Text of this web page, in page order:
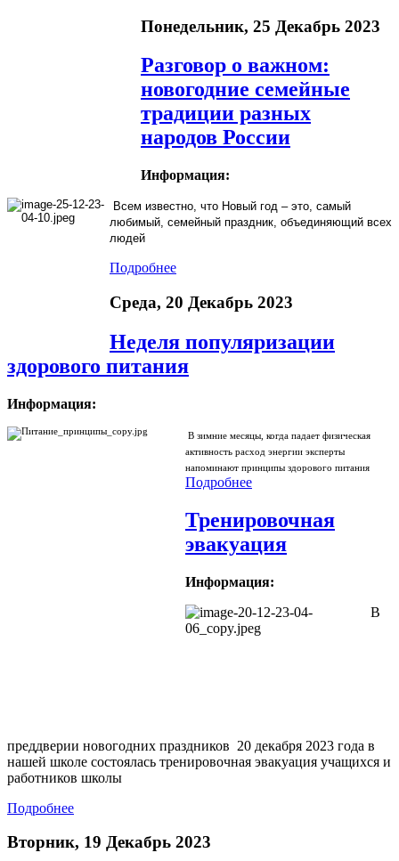
Понедельник, 25 Декабрь 2023
Разговор о важном:
новогодние семейные
традиции разных
народов России
Информация:
Всем известно, что Новый год – это, самый
любимый, семейный праздник, объединяющий всех
людей
Подробнее
Среда, 20 Декабрь 2023
Неделя популяризации
здорового питания
Информация:
В зимние месяцы, когда падает физическая
активность расход энергии эксперты
напоминают принципы здорового питания
Подробнее
Тренировочная
эвакуация
Информация:
В
преддверии новогодних праздников 20 декабря 2023 года в
нашей школе состоялась тренировочная эвакуация учащихся и
работников школы
Подробнее
Вторник, 19 Декабрь 2023